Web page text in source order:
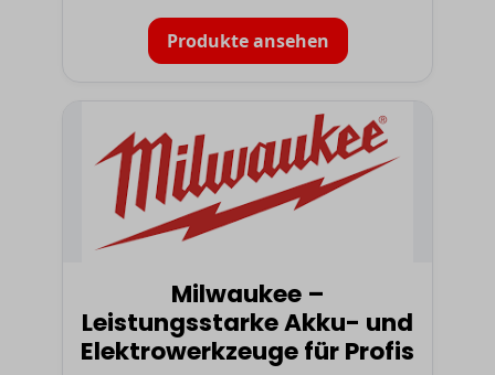
Produkte ansehen
Milwaukee –
Leistungsstarke Akku- und
Elektrowerkzeuge für Profis